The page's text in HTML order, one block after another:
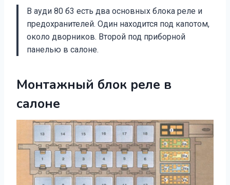
В ауди 80 б3 есть два основных блока реле и
предохранителей. Один находится под капотом,
около дворников. Второй под приборной
панелью в салоне.
Монтажный блок реле в
салоне